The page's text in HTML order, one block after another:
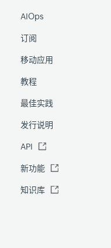
ManageEngine
Azure Functions
从 GCP 转发日志
从 Cisco 交换机采集
日志采集器
Logstash
Fluentd
OCI
Meraki 地图视图
SLO 指标
告警日志
运营仪表板
监视器报表
监视器组报表
立即轮询报表
中断报表
自定义报表
FQDN 报表
全球基准报表
安全报表
Site24x7 顾问
AIOps
异常检测
预测
事件关联
GenAI 功能
MCP Server
IT 自动化
订阅
许可证使用摘要
移动应用
Android
iOS
教程
最佳实践
发行说明
API
新功能
知识库